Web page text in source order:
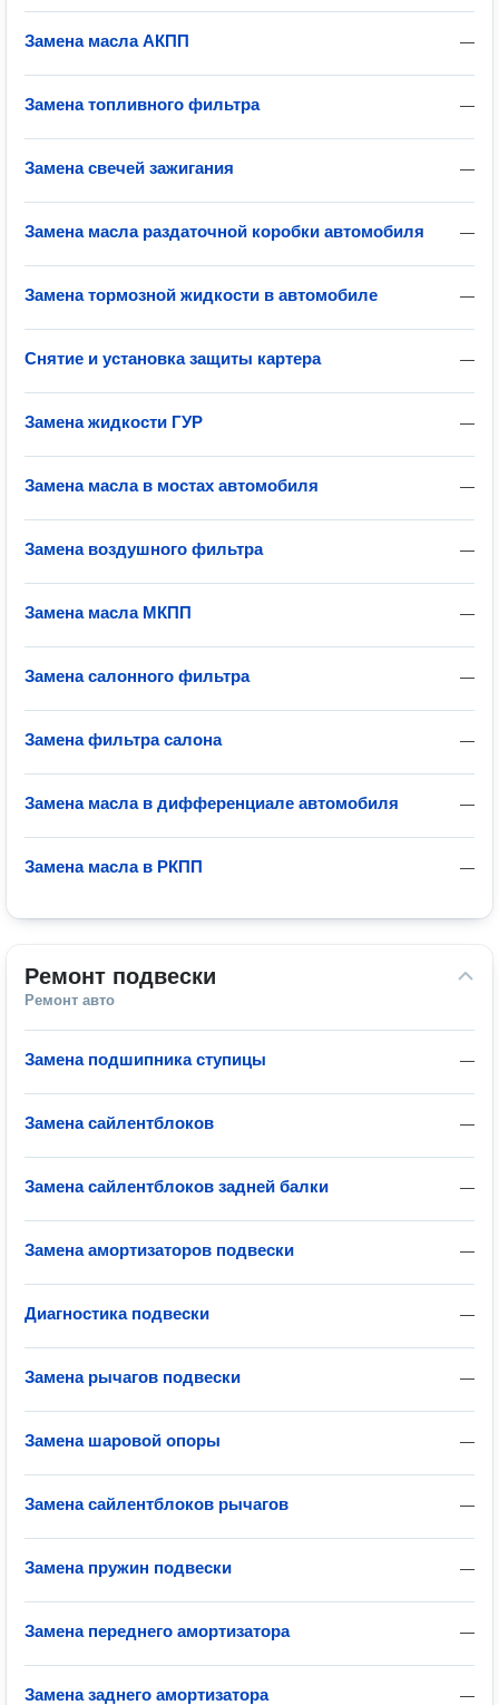
—
Замена масла АКПП
—
Замена топливного фильтра
—
Замена свечей зажигания
—
Замена масла раздаточной коробки автомобиля
—
Замена тормозной жидкости в автомобиле
—
Снятие и установка защиты картера
—
Замена жидкости ГУР
—
Замена масла в мостах автомобиля
—
Замена воздушного фильтра
—
Замена масла МКПП
—
Замена салонного фильтра
—
Замена фильтра салона
—
Замена масла в дифференциале автомобиля
—
Замена масла в РКПП
Ремонт подвески
Ремонт авто
—
Замена подшипника ступицы
—
Замена сайлентблоков
—
Замена сайлентблоков задней балки
—
Замена амортизаторов подвески
—
Диагностика подвески
—
Замена рычагов подвески
—
Замена шаровой опоры
—
Замена сайлентблоков рычагов
—
Замена пружин подвески
—
Замена переднего амортизатора
—
Замена заднего амортизатора